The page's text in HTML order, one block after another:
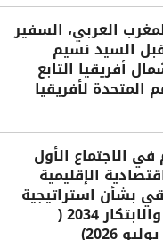
العربي، السفير
السيد نسيم
أفريقيا التابع
المتحدة لأفريقيا
في الاجتماع الأول
الإقليمية
بشأن استراتيجية
العلوم والتكنولوجيا والابتكار 2034 (